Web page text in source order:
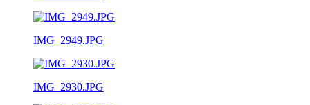
IMG_2949.JPG
IMG_2930.JPG